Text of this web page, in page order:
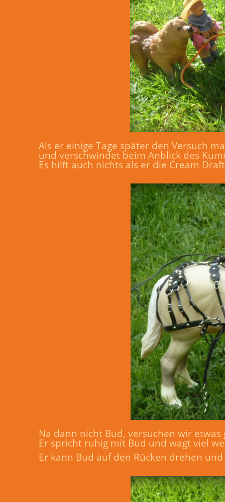
Als er einige Tage später den Versuch
und verschwindet beim Anblick des
Es hilft auch nichts als er die Cream
Na dann nicht Bud, versuchen wir etwas
Er spricht ruhig mit Bud und wagt viel
Er kann Bud auf den Rücken drehen